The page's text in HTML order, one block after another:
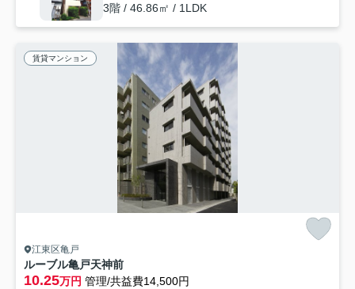
3階 / 46.86㎡ / 1LDK
賃貸マンション
江東区亀戸
ルーブル亀戸天神前
10.25万円 管理/共益費14,500円